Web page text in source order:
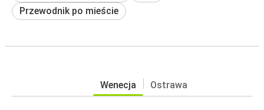
Przewodnik po mieście
Wenecja Ostrawa